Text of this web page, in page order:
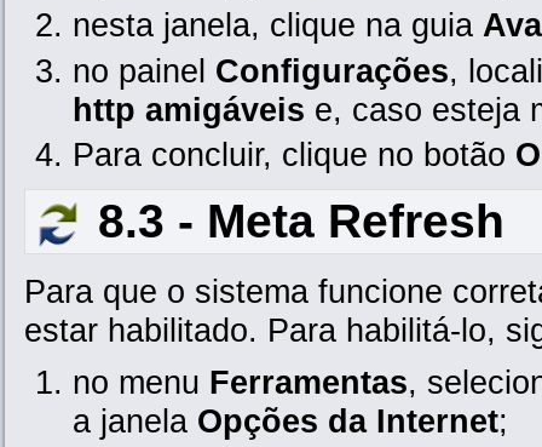
nesta janela, clique na guia
no painel Configurações,
http amigáveis e, caso esteja
Para concluir, clique no botão
8.3 - Meta Refresh
Para que o sistema funcione
estar habilitado. Para habilitá-lo,
no menu Ferramentas,
a janela Opções da Internet;